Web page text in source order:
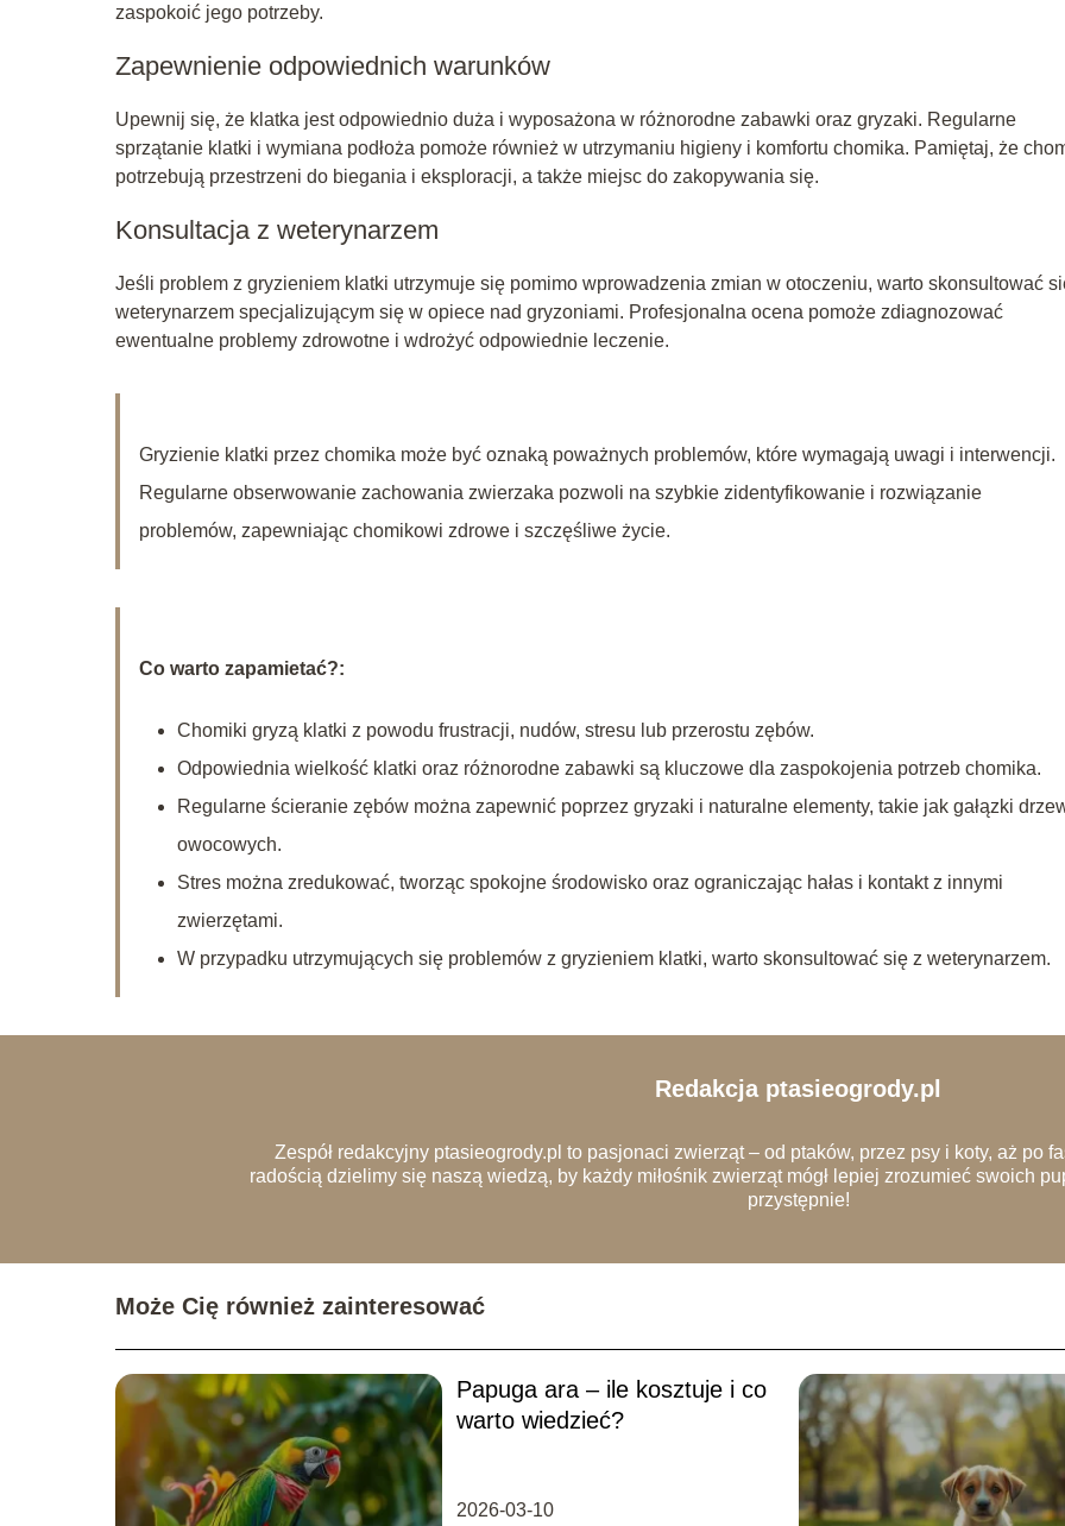
zaspokoić jego potrzeby.
Zapewnienie odpowiednich warunków
Upewnij się, że klatka jest odpowiednio duża i wyposażona w różnorodne zabawki oraz gryzaki. Regularne
sprzątanie klatki i wymiana podłoża pomoże również w utrzymaniu higieny i komfortu chomika. Pamiętaj, że
potrzebują przestrzeni do biegania i eksploracji, a także miejsc do zakopywania się.
Konsultacja z weterynarzem
Jeśli problem z gryzieniem klatki utrzymuje się pomimo wprowadzenia zmian w otoczeniu, warto skonsultować
weterynarzem specjalizującym się w opiece nad gryzoniami. Profesjonalna ocena pomoże zdiagnozować
ewentualne problemy zdrowotne i wdrożyć odpowiednie leczenie.
Gryzienie klatki przez chomika może być oznaką poważnych problemów, które wymagają uwagi i interwencji.
Regularne obserwowanie zachowania zwierzaka pozwoli na szybkie zidentyfikowanie i rozwiązanie
problemów, zapewniając chomikowi zdrowe i szczęśliwe życie.
Co warto zapamietać?:
Chomiki gryzą klatki z powodu frustracji, nudów, stresu lub przerostu zębów.
Odpowiednia wielkość klatki oraz różnorodne zabawki są kluczowe dla zaspokojenia potrzeb chomika.
Regularne ścieranie zębów można zapewnić poprzez gryzaki i naturalne elementy, takie jak gałązki
owocowych.
Stres można zredukować, tworząc spokojne środowisko oraz ograniczając hałas i kontakt z innymi
zwierzętami.
W przypadku utrzymujących się problemów z gryzieniem klatki, warto skonsultować się z weterynarzem.
Redakcja ptasieogrody.pl
Zespół redakcyjny ptasieogrody.pl to pasjonaci zwierząt – od ptaków, przez psy i koty, aż po
radością dzielimy się naszą wiedzą, by każdy miłośnik zwierząt mógł lepiej zrozumieć swoich
przystępnie!
Może Cię również zainteresować
Papuga ara – ile kosztuje i co
warto wiedzieć?
2026-03-10